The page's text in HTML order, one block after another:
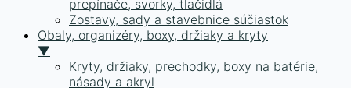
prepínače, svorky, tlačidlá
Zostavy, sady a stavebnice súčiastok
Obaly, organizéry, boxy, držiaky a kryty
▼
Kryty, držiaky, prechodky, boxy na batérie,
násady a akryl